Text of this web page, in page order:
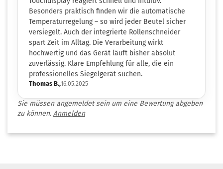
Thomas B.,16.05.2025
Besonders praktisch finden wir die automatische
Temperaturregelung – so wird jeder Beutel sicher
versiegelt. Auch der integrierte Rollenschneider
spart Zeit im Alltag. Die Verarbeitung wirkt
hochwertig und das Gerät läuft bisher absolut
zuverlässig. Klare Empfehlung für alle, die ein
professionelles Siegelgerät suchen.
Sie müssen angemeldet sein um eine Bewertung abgeben
zu können. Anmelden